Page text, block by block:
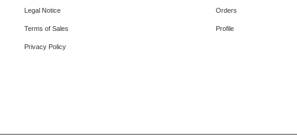
Legal Notice
Terms of Sales
Privacy Policy
Orders
Profile